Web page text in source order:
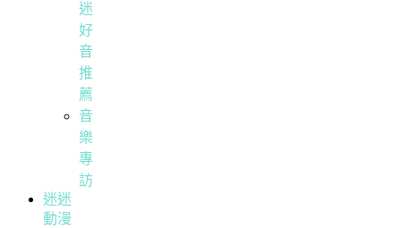
迷
好
音
推
薦
音
樂
專
訪
迷迷
動漫